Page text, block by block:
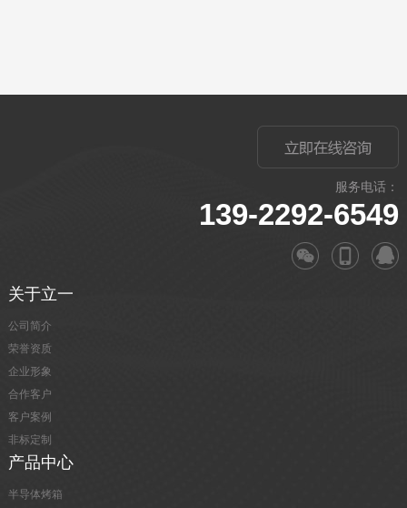
服务电话：
139-2292-6549
关于立一
公司简介
荣誉资质
企业形象
合作客户
客户案例
非标定制
产品中心
半导体烤箱